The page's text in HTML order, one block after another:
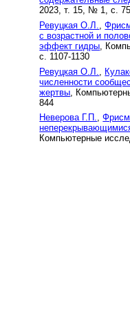
2023, т. 15, № 1, с.
Ревуцкая О.Л.
,
с возрастной и
эффект гидры ,
с. 1107-1130
Ревуцкая О.Л.
численности
жертвы ,
844
Неверова Г.П.,
Компьютерные